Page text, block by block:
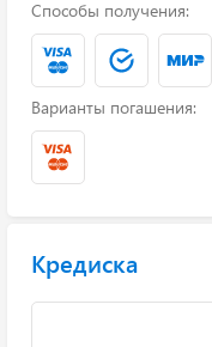
Способы получения:
Варианты погашения:
Кредиска